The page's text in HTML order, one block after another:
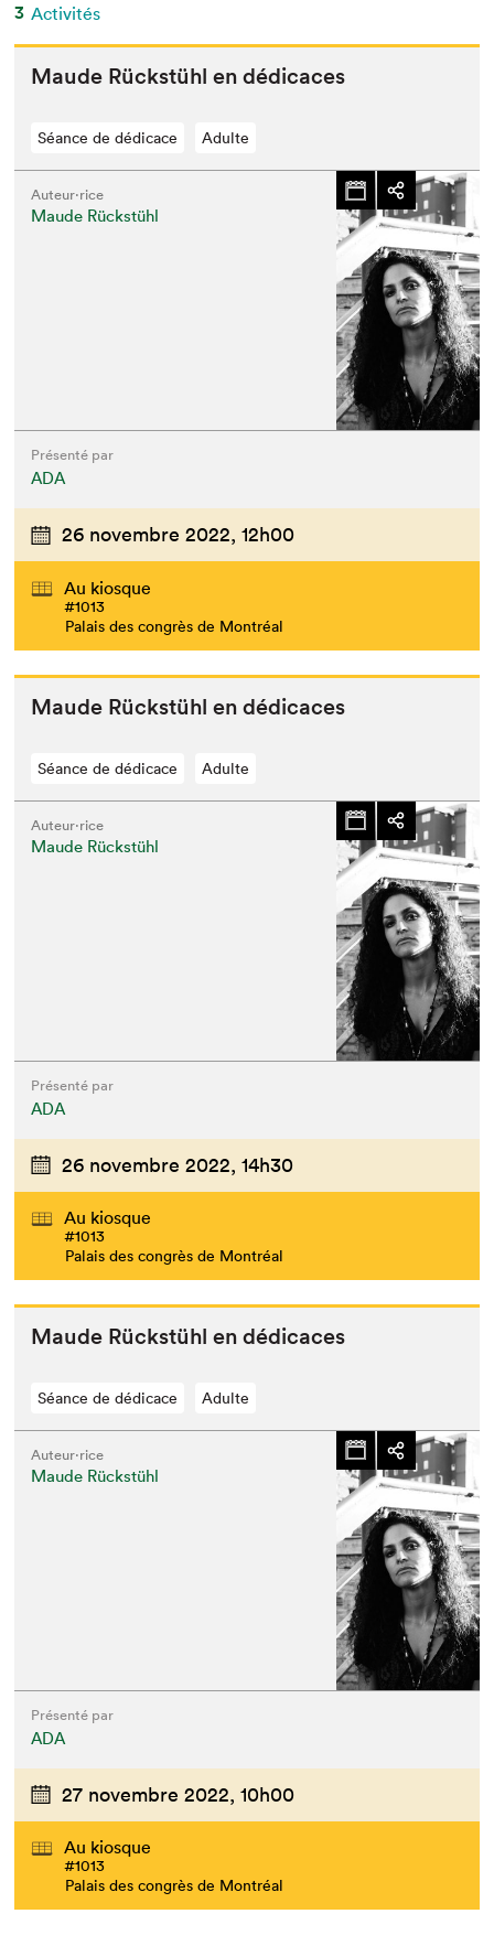
3 Activités
Maude Rück­stühl en dédicaces
Séance de dédicace Adulte
Auteur·rice
Maude Rückstühl
Présenté par
ADA
26 novembre 2022, 12h00
Au kiosque
#1013
Palais des congrès de Montréal
Maude Rück­stühl en dédicaces
Séance de dédicace Adulte
Auteur·rice
Maude Rückstühl
Présenté par
ADA
26 novembre 2022, 14h30
Au kiosque
#1013
Palais des congrès de Montréal
Maude Rück­stühl en dédicaces
Séance de dédicace Adulte
Auteur·rice
Maude Rückstühl
Présenté par
ADA
27 novembre 2022, 10h00
Au kiosque
#1013
Palais des congrès de Montréal